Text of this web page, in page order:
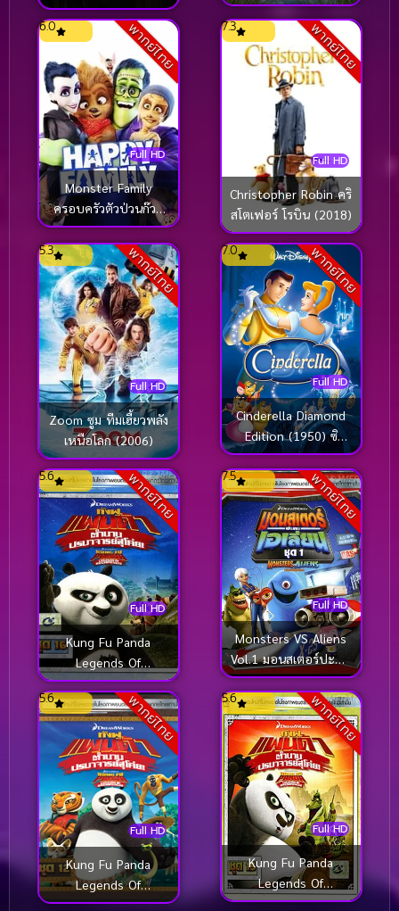
พากย์ไทย
Full HD
6.0
Monster Family
ครอบครัวตัวป่วนก๊วน
ปีศาจ (2017)
พากย์ไทย
Full HD
7.3
Christopher Robin คริ
สโตเฟอร์ โรบิน (2018)
พากย์ไทย
Full HD
5.3
Zoom ซูม ทีมเฮี้ยวพลัง
เหนือโลก (2006)
พากย์ไทย
Full HD
7.0
Cinderella Diamond
Edition (1950) ซิ
นเดอเรลล่า
พากย์ไทย
Full HD
5.6
Kung Fu Panda
Legends Of
Awesomeness Vol.16
กังฟูแพนด้า ตำนาน
ปรมาจารย์สุโค่ย! ชุด16
พากย์ไทย
Full HD
7.5
Monsters VS Aliens
Vol.1 มอนสเตอร์ปะทะ
เอเลี่ยน ชุด 1
พากย์ไทย
Full HD
5.6
Kung Fu Panda
Legends Of
Awesomeness Vol.12
พากย์ไทย
Full HD
5.6
Kung Fu Panda
Legends Of
Awesomeness Vol.15